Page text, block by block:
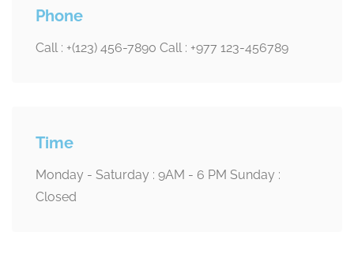
Phone
Call : +(123) 456-7890 Call : +977 123-456789
Time
Monday - Saturday : 9AM - 6 PM Sunday :
Closed